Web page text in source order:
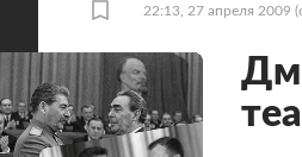
22:13, 27 апреля 2009